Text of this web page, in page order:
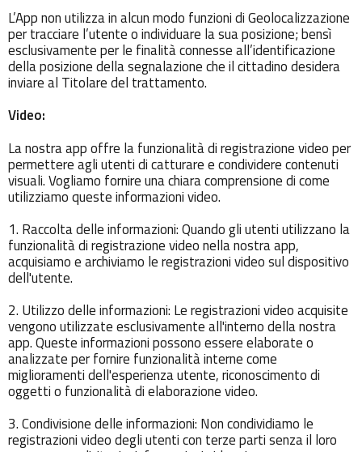
L’App non utilizza in alcun modo funzioni di Geolocalizzazione
per tracciare l’utente o individuare la sua posizione; bensì
esclusivamente per le finalità connesse all’identificazione
della posizione della segnalazione che il cittadino desidera
inviare al Titolare del trattamento.
Video:
La nostra app offre la funzionalità di registrazione video per
permettere agli utenti di catturare e condividere contenuti
visuali. Vogliamo fornire una chiara comprensione di come
utilizziamo queste informazioni video.
1. Raccolta delle informazioni: Quando gli utenti utilizzano la
funzionalità di registrazione video nella nostra app,
acquisiamo e archiviamo le registrazioni video sul dispositivo
dell'utente.
2. Utilizzo delle informazioni: Le registrazioni video acquisite
vengono utilizzate esclusivamente all'interno della nostra
app. Queste informazioni possono essere elaborate o
analizzate per fornire funzionalità interne come
miglioramenti dell'esperienza utente, riconoscimento di
oggetti o funzionalità di elaborazione video.
3. Condivisione delle informazioni: Non condividiamo le
registrazioni video degli utenti con terze parti senza il loro